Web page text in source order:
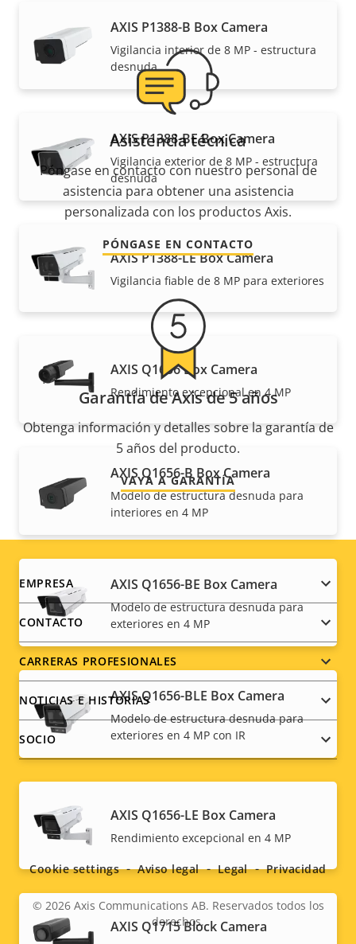
AXIS P1388-B Box Camera
Vigilancia interior de 8 MP - estructura
desnuda
AXIS P1388-BE Box Camera
Vigilancia exterior de 8 MP - estructura
desnuda
AXIS P1388-LE Box Camera
Vigilancia fiable de 8 MP para exteriores
AXIS Q1656 Box Camera
Rendimiento excepcional en 4 MP
AXIS Q1656-B Box Camera
Modelo de estructura desnuda para
interiores en 4 MP
AXIS Q1656-BE Box Camera
Modelo de estructura desnuda para
exteriores en 4 MP
AXIS Q1656-BLE Box Camera
Modelo de estructura desnuda para
exteriores en 4 MP con IR
AXIS Q1656-LE Box Camera
Rendimiento excepcional en 4 MP
AXIS Q1715 Block Camera
Asistencia técnica
Póngase en contacto con nuestro personal de
asistencia para obtener una asistencia
personalizada con los productos Axis.
PÓNGASE EN CONTACTO
Garantía de Axis de 5 años
Obtenga información y detalles sobre la garantía de
5 años del producto.
VAYA A GARANTÍA
Footer
menu
EMPRESA
CONTACTO
CARRERAS PROFESIONALES
NOTICIAS E HISTORIAS
SOCIO
Social
menu
Legal
© 2026Axis Communications AB. Reservados todos los
derechos.
Cookie settings Aviso legal Legal Privacidad